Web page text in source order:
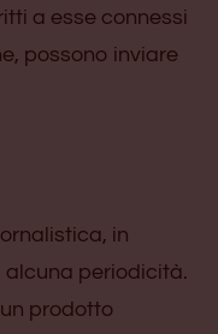
a esse connessi
possono inviare
in
periodicità.
prodotto